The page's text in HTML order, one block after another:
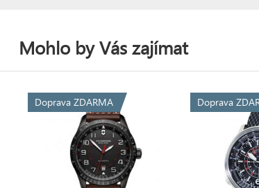
Mohlo by Vás zajímat
Doprava ZDARMA Doprava